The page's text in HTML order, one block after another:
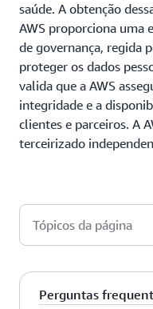
saúde. A obtenção
AWS proporciona uma
de governança, regida
proteger os dados
valida que a AWS
integridade e a
clientes e parceiros. A
terceirizado
Tópicos da página
Perguntas